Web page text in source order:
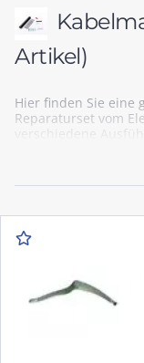
Artikel)
Hier finden Sie eine
Reparaturset vom
verschiedene